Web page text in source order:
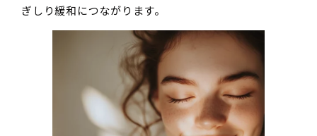
ぎしり緩和につながります。